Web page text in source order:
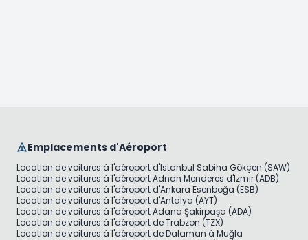
Emplacements d'Aéroport
Location de voitures à l'aéroport d'Istanbul Sabiha Gökçen (SAW)
Location de voitures à l'aéroport Adnan Menderes d'Izmir (ADB)
Location de voitures à l'aéroport d'Ankara Esenboğa (ESB)
Location de voitures à l'aéroport d'Antalya (AYT)
Location de voitures à l'aéroport Adana Şakirpaşa (ADA)
Location de voitures à l'aéroport de Trabzon (TZX)
Location de voitures à l'aéroport de Dalaman à Muğla